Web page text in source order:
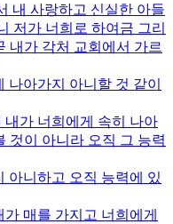
내 사랑하고 신실한 아들
저가 너희로 하여금 그리
내가 각처 교회에서 가르
나아가지 아니할 것 같이
내가 너희에게 속히 나아
것이 아니라 오직 그 능력
아니하고 오직 능력에 있
매를 가지고 너희에게